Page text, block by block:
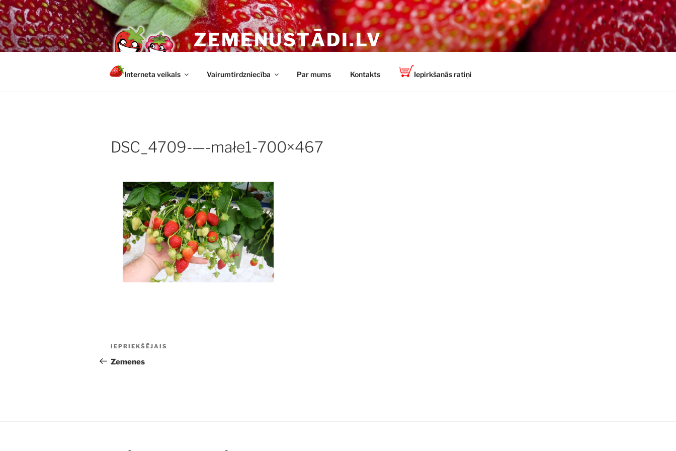
Doties
uz
saturu
ZEMEŅUSTĀDI.LV
Interneta veikals Vairumtirdzniecība Par mums Kontakts Iepirkšanās ratiņi
DSC_4709-—-małe1-700×467
Ziņu
izvēlne
Iepriekšējā
ziņa:
IEPRIEKŠĒJAIS
Zemenes